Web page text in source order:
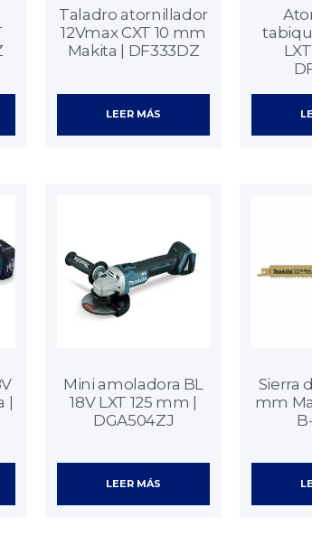
Taladro atornillador
12Vmax CXT 10 mm
Makita | DF333DZ
LEER MÁS
|
Mini amoladora BL
18V LXT 125 mm |
DGA504ZJ
LEER MÁS
Sierra
mm